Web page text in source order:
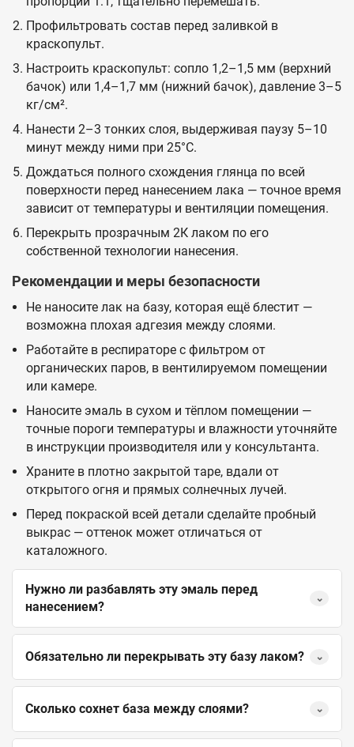
Профильтровать состав перед заливкой в
краскопульт.
Настроить краскопульт: сопло 1,2–1,5 мм (верхний
бачок) или 1,4–1,7 мм (нижний бачок), давление 3–5
кг/см².
Нанести 2–3 тонких слоя, выдерживая паузу 5–10
минут между ними при 25°C.
Дождаться полного схождения глянца по всей
поверхности перед нанесением лака — точное время
зависит от температуры и вентиляции помещения.
Перекрыть прозрачным 2К лаком по его
собственной технологии нанесения.
Рекомендации и меры безопасности
Не наносите лак на базу, которая ещё блестит —
возможна плохая адгезия между слоями.
Работайте в респираторе с фильтром от
органических паров, в вентилируемом помещении
или камере.
Наносите эмаль в сухом и тёплом помещении —
точные пороги температуры и влажности уточняйте
в инструкции производителя или у консультанта.
Храните в плотно закрытой таре, вдали от
открытого огня и прямых солнечных лучей.
Перед покраской всей детали сделайте пробный
выкрас — оттенок может отличаться от
каталожного.
Нужно ли разбавлять эту эмаль перед
нанесением?
⌄
Обязательно ли перекрывать эту базу лаком? ⌄
Сколько сохнет база между слоями? ⌄